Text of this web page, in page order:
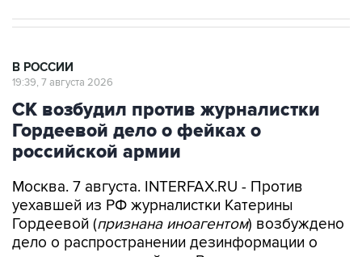
В РОССИИ
19:39, 7 августа 2026
СК возбудил против журналистки
Гордеевой дело о фейках о
российской армии
Москва. 7 августа. INTERFAX.RU - Против
уехавшей из РФ журналистки Катерины
Гордеевой (признана иноагентом) возбуждено
дело о распространении дезинформации о